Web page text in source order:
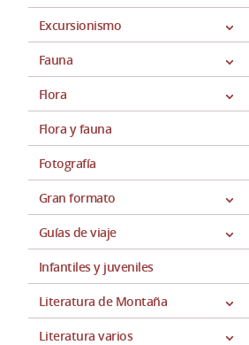
Excursionismo
Fauna
Flora
Flora y fauna
Fotografía
Gran formato
Guías de viaje
Infantiles y juveniles
Literatura de Montaña
Literatura varios